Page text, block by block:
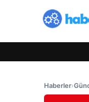
Haberler›